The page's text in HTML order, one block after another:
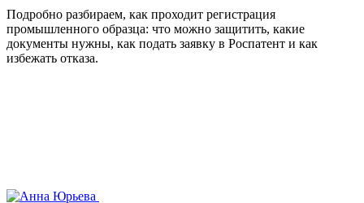
Подробно разбираем, как проходит регистрация
промышленного образца: что можно защитить, какие
документы нужны, как подать заявку в Роспатент и как
избежать отказа.